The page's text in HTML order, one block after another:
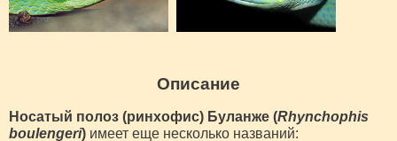
Описание
Носатый полоз (ринхофис) Буланже (Rhynchophis
boulengeri) имеет еще несколько названий: